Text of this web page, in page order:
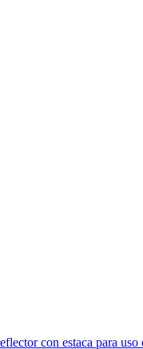
con estaca para